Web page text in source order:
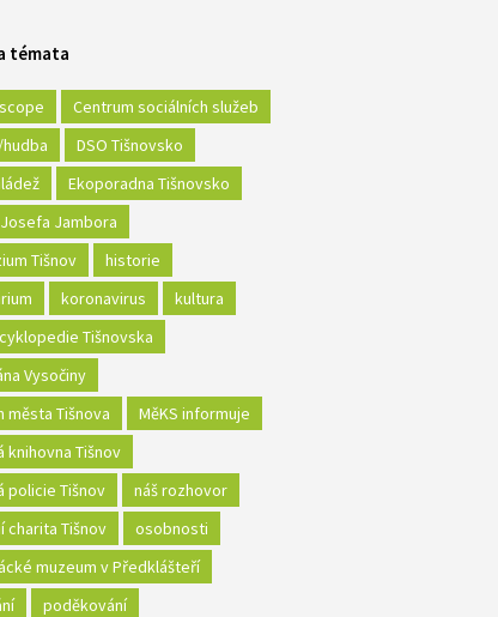
témata
Centrum sociálních služeb
DSO Tišnovsko
Ekoporadna Tišnovsko
Jambora
Tišnov
historie
koronavirus
kultura
Tišnovska
Vysočiny
města Tišnova
MěKS informuje
knihovna Tišnov
policie Tišnov
náš rozhovor
charita Tišnov
osobnosti
muzeum v Předklášteří
poděkování